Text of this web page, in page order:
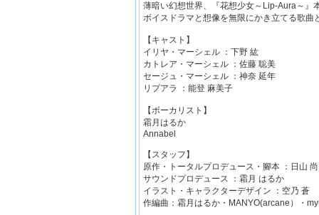
薄暗い幻想世界、『花想少女～Lip-Aura～』
ボイスドラマと想像を無限にかき立てる歌曲
【キャスト】
イリヤ・マーシェル ：下野 紘
カトレア・マーシェル ：佐藤 聡美
セージュ・マーシェル ：神奈 延年
リプアラ ：能登 麻美子
【ボーカリスト】
霜月はるか
Annabel
【スタッフ】
原作・トータルプロデュース・腳本 ：日山 尚
サウンドプロデュース ：霜月 はるか
イラスト・キャラクターデザイン ：空乃 蒼
作編曲：霜月はるか・MANYO(arcane）・